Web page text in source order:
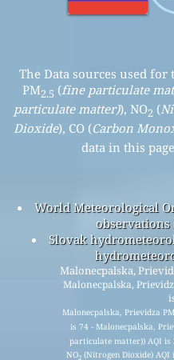
The Data sources used
PM2.5 (fine particulate
particulate matter)), NO2 (
Dioxide), CO (Carbon
data in this
World Meteorological
observations
Slovak
Malonecpalska,
Malonecpalska,
Malonecpalska, Prievidza
is 74 - Malonecpalska,
particulate matter)) AQI is
NO2(Nitrogen Dioxide) AQI